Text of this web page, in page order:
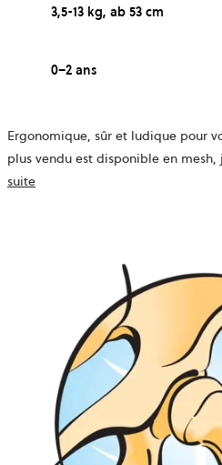
3,5-13 kg, ab 53 cm
0–2 ans
Ergonomique, sûr et ludique pour
plus vendu est disponible en mesh,
suite